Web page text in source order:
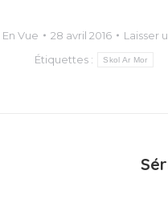
En Vue 28 avril 2016
Laisser
Étiquettes :
Skol Ar Mor